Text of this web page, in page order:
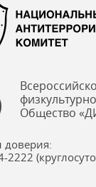
Общество
доверия:
2222